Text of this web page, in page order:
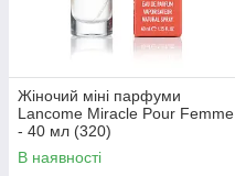
Жіночий міні парфуми
Lancome Miracle Pour Femme
- 40 мл (320)
В наявності